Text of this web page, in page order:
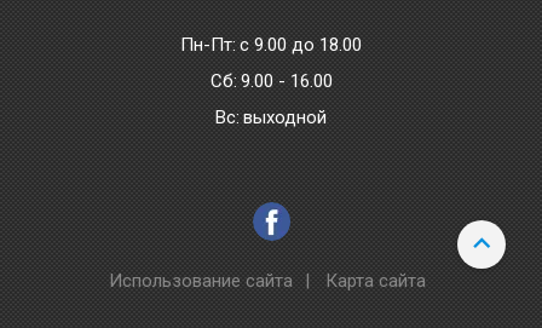
Пн-Пт:с 9.00 до 18.00
Сб: 9.00 - 16.00
Bc: выходной
Использование сайта | Карта сайта